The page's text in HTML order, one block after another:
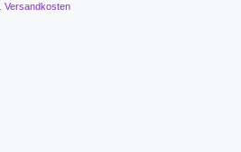
Versandkosten